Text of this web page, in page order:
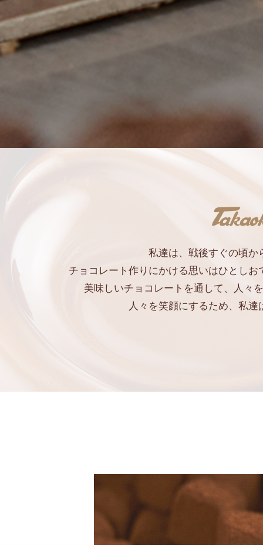
私達は、戦後すぐの頃か
チョコレート作りにかける思いはひとし
美味しいチョコレートを通して、人々
人々を笑顔にするため、私